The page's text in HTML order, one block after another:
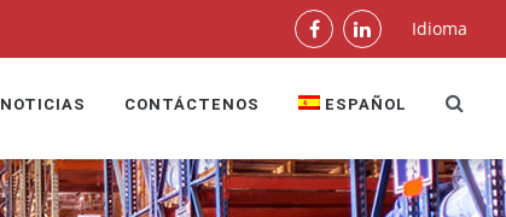
Idioma
NOTICIAS CONTÁCTENOS ESPAÑOL